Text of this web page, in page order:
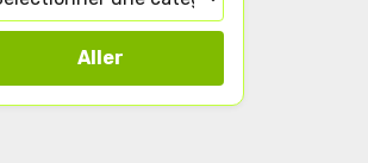
Aller